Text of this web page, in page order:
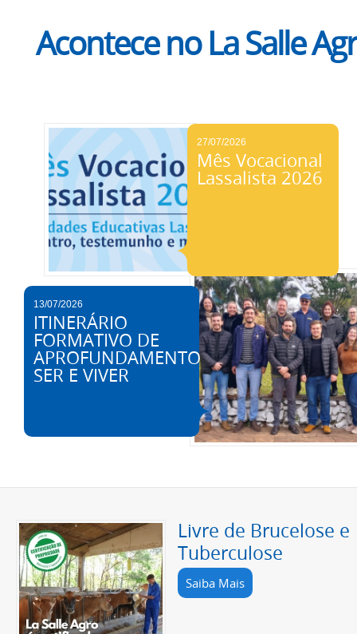
Acontece no La Salle
27/07/2026
Mês Vocacional
Lassalista 2026
13/07/2026
ITINERÁRIO
FORMATIVO DE
APROFUNDAMENTO
SER E VIVER
Livre de Brucelose e
Tuberculose
Saiba Mais